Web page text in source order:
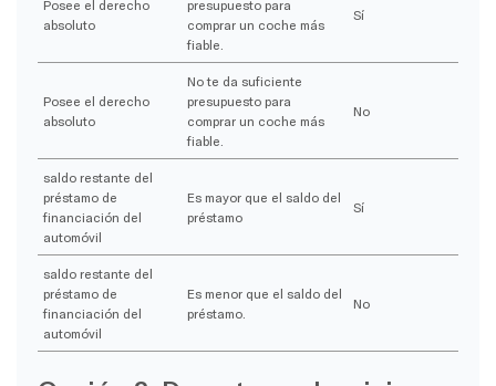
Posee el derecho
absoluto
presupuesto para
comprar un coche más
fiable.
Sí
Posee el derecho
absoluto
No te da suficiente
presupuesto para
comprar un coche más
fiable.
No
saldo restante del
préstamo de
financiación del
automóvil
Es mayor que el saldo del
préstamo
Sí
saldo restante del
préstamo de
financiación del
automóvil
Es menor que el saldo del
préstamo.
No